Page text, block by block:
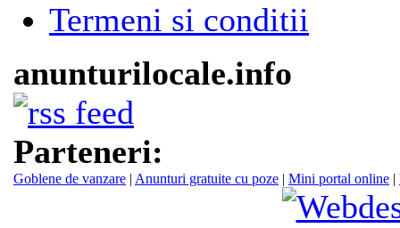
Termeni si conditii
anunturilocale.info
Parteneri:
Goblene de vanzare | Anunturi gratuite cu poze | Mini portal online |